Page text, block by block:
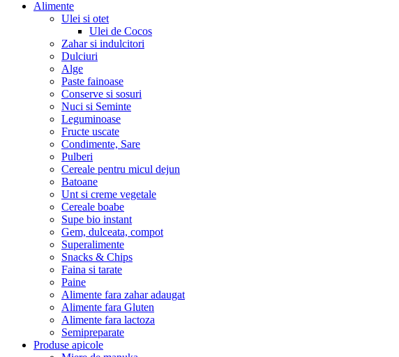
Alimente
Ulei si otet
Ulei de Cocos
Zahar si indulcitori
Dulciuri
Alge
Paste fainoase
Conserve si sosuri
Nuci si Seminte
Leguminoase
Fructe uscate
Condimente, Sare
Pulberi
Cereale pentru micul dejun
Batoane
Unt si creme vegetale
Cereale boabe
Supe bio instant
Gem, dulceata, compot
Superalimente
Snacks & Chips
Faina si tarate
Paine
Alimente fara zahar adaugat
Alimente fara Gluten
Alimente fara lactoza
Semipreparate
Produse apicole